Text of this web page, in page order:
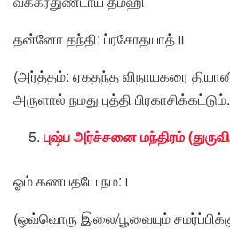
தன்னோ தந்தி: ப்ரசோதயாத்॥
(அர்த்தம்: ஏகதந்த விநாயகரை
அருளால் நமது புத்தி
புஷ்ப அர்ச்சனை மந்திரம்
ஓம் கணபதயே நம:।
(ஒவ்வொரு இலை/பூவையும்